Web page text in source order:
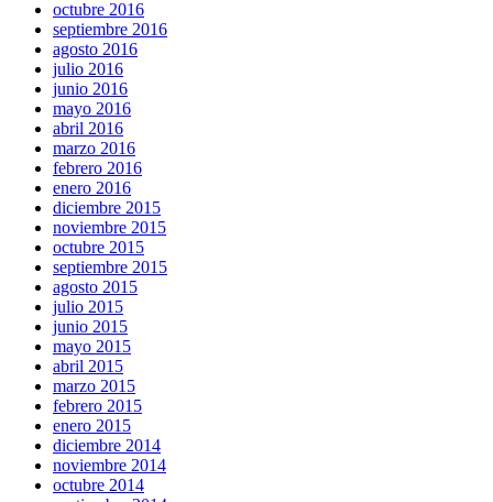
octubre 2016
septiembre 2016
agosto 2016
julio 2016
junio 2016
mayo 2016
abril 2016
marzo 2016
febrero 2016
enero 2016
diciembre 2015
noviembre 2015
octubre 2015
septiembre 2015
agosto 2015
julio 2015
junio 2015
mayo 2015
abril 2015
marzo 2015
febrero 2015
enero 2015
diciembre 2014
noviembre 2014
octubre 2014